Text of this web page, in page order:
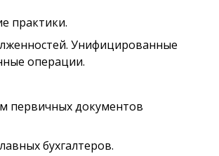
практики.
Унифицированные
операции.
первичных документов
бухгалтеров.